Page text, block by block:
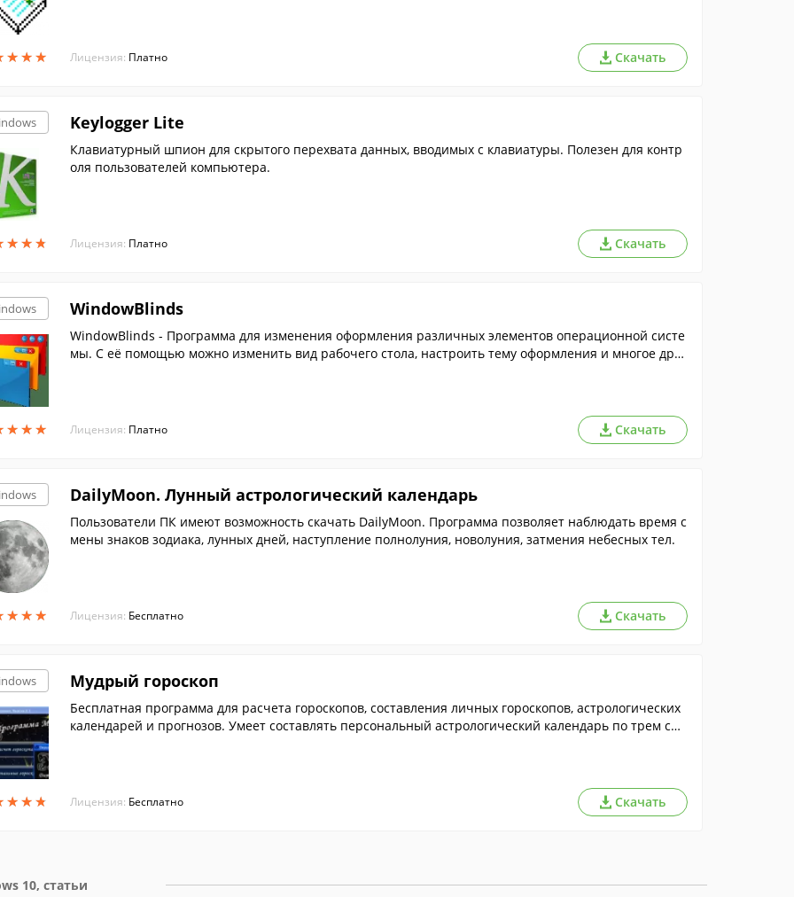
★★★
★★★ Лицензия: Платно Скачать
★★★
★★★
Keylogger Lite
Клавиатурный шпион для скрытого перехвата данных, вводимых с клавиатуры. Полезен для контр
оля пользователей компьютера.
Лицензия: Платно Скачать
★★★
★★★
WindowBlinds
WindowBlinds - Программа для изменения оформления различных элементов операционной систе
мы. С её помощью можно изменить вид рабочего стола, настроить тему оформления и многое друг
Лицензия: Платно Скачать
★★★
★★★
DailyMoon. Лунный астрологический календарь
Пользователи ПК имеют возможность скачать DailyMoon. Программа позволяет наблюдать время с
мены знаков зодиака, лунных дней, наступление полнолуния, новолуния, затмения небесных тел.
Лицензия: Бесплатно Скачать
★★★
★★★
Мудрый гороскоп
Бесплатная программа для расчета гороскопов, составления личных гороскопов, астрологических
календарей и прогнозов. Умеет составлять персональный астрологический календарь по трем сфе
Лицензия: Бесплатно Скачать
10, статьи